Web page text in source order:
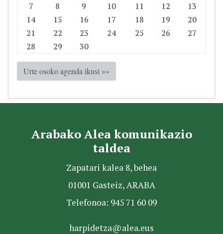
7
8 9 10 11 12
13
14
15 16 17 18 19
20
21
22 23 24 25 26
27
28
29 30
Urte osoko agenda ikusi »»
Arabako Alea komunikazio
taldea
Zapatari kalea 8, behea
01001 Gasteiz, ARABA
Telefonoa: 945 71 60 09
harpidetza@alea.eus